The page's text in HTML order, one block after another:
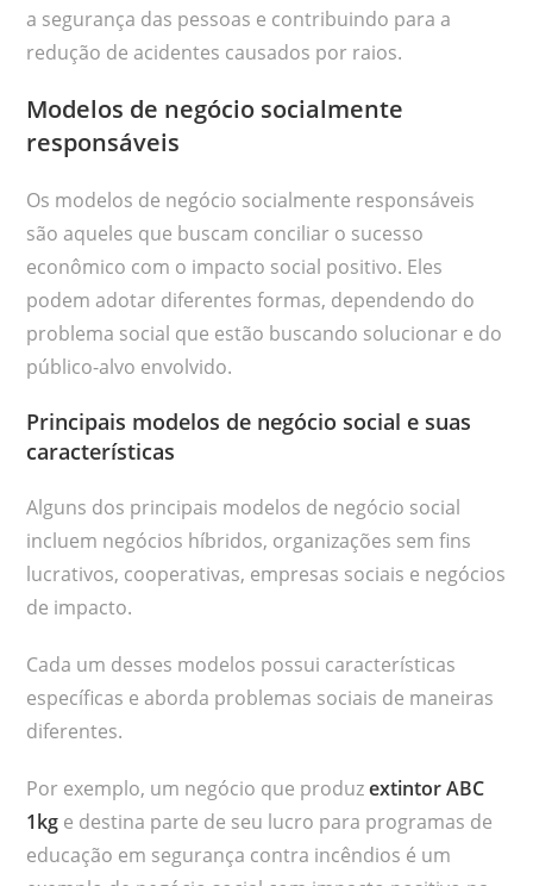
a segurança das pessoas e contribuindo para a
redução de acidentes causados por raios.
Modelos de negócio socialmente
responsáveis
Os modelos de negócio socialmente responsáveis
são aqueles que buscam conciliar o sucesso
econômico com o impacto social positivo. Eles
podem adotar diferentes formas, dependendo do
problema social que estão buscando solucionar e do
público-alvo envolvido.
Principais modelos de negócio social e suas
características
Alguns dos principais modelos de negócio social
incluem negócios híbridos, organizações sem fins
lucrativos, cooperativas, empresas sociais e negócios
de impacto.
Cada um desses modelos possui características
específicas e aborda problemas sociais de maneiras
diferentes.
Por exemplo, um negócio que produzextintor ABC
1kg e destina parte de seu lucro para programas de
educação em segurança contra incêndios é um